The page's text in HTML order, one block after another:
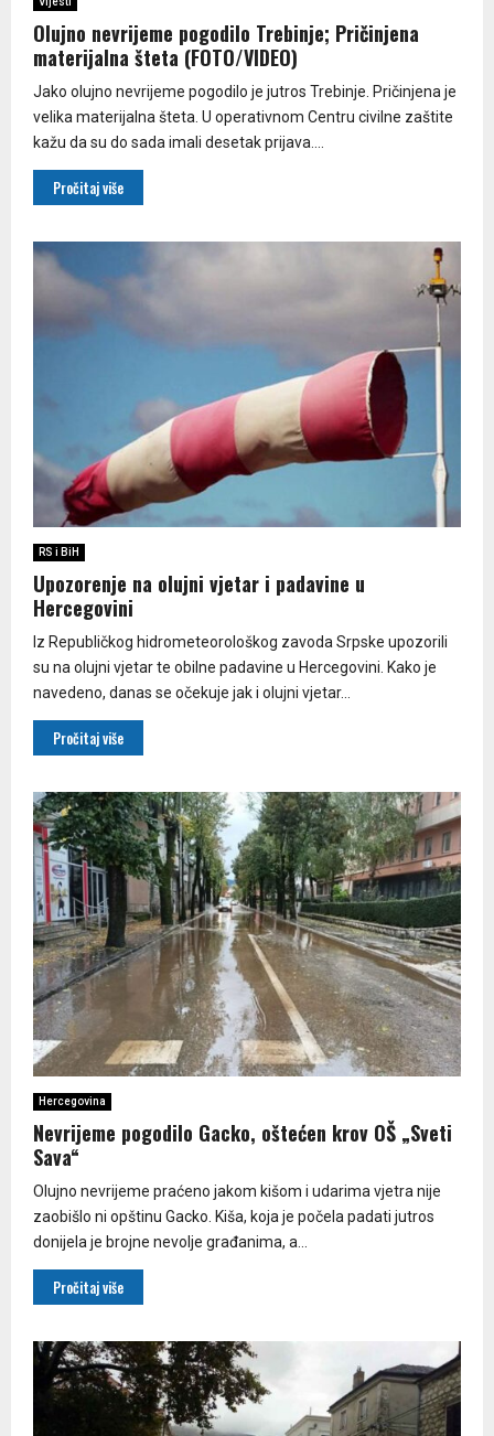
Olujno nevrijeme pogodilo Trebinje; Pričinjena
materijalna šteta (FOTO/VIDEO)
Јako olujno nevrijeme pogodilo je jutros Trebinje. Pričinjena je
velika materijalna šteta. U operativnom Centru civilne zaštite
kažu da su do sada imali desetak prijava....
Pročitaj više
RS i BiH
Upozorenje na olujni vjetar i padavine u
Hercegovini
Iz Republičkog hidrometeorološkog zavoda Srpske upozorili
su na olujni vjetar te obilne padavine u Hercegovini. Kako je
navedeno, danas se očekuje jak i olujni vjetar...
Pročitaj više
Hercegovina
Nevrijeme pogodilo Gacko, oštećen krov OŠ „Sveti
Sava“
Olujno nevrijeme praćeno jakom kišom i udarima vjetra nije
zaobišlo ni opštinu Gacko. Kiša, koja je počela padati jutros
donijela je brojne nevolje građanima, a...
Pročitaj više